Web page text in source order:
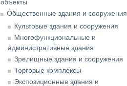
объекты
Общественные здания и сооружения
Культовые здания и сооружения
Многофункциональные и
административные здания
Зрелищные здания и сооружения
Торговые комплексы
Экспозиционные здания и